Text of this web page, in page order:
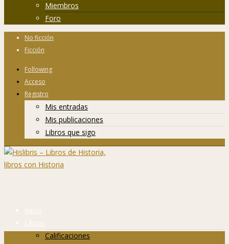
Miembros
Foro
No ficción
Ficción
Following
Acceso
Registro
Mis entradas
Mis publicaciones
Libros que sigo
Inicio
Libros
Calificaciones